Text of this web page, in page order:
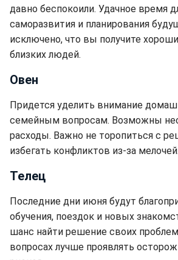
давно беспокоили. Удачное время
саморазвития и планирования
исключено, что вы получите
близких людей.
Овен
Придется уделить внимание
семейным вопросам. Возможны
расходы. Важно не торопиться с
избегать конфликтов из-за мелочей.
Телец
Последние дни июня будут
обучения, поездок и новых
шанс найти решение своих
вопросах лучше проявлять